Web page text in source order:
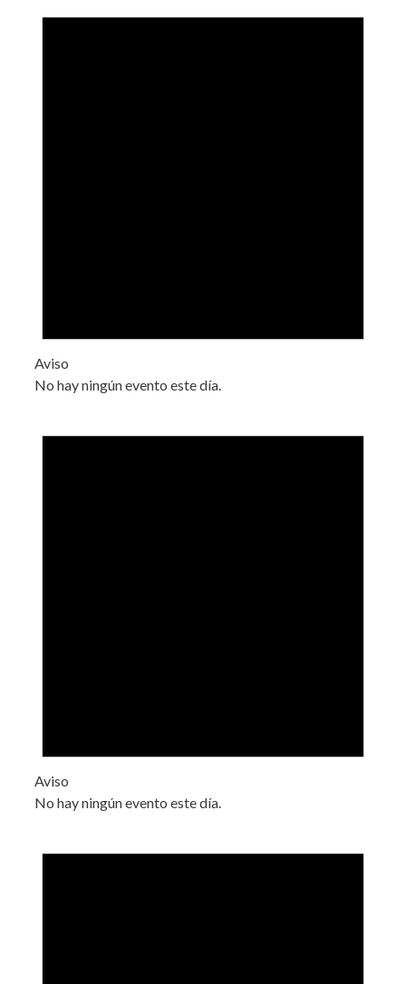
Aviso
No hay ningún evento este día.
Aviso
No hay ningún evento este día.